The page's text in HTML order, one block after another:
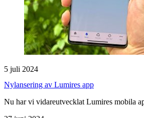
5 juli 2024
Nylansering av Lumires app
Nu har vi vidareutvecklat Lumires mobila